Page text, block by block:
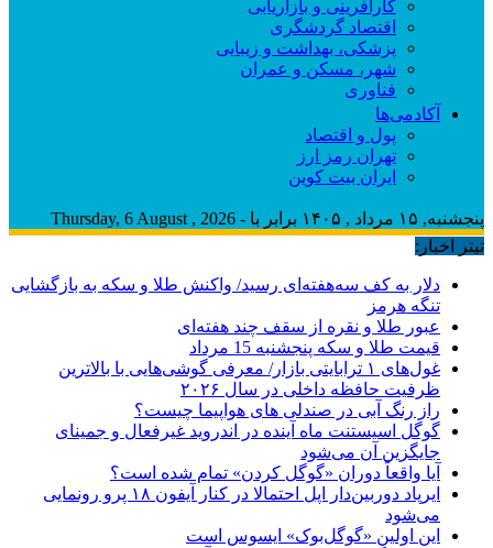
کارآفرینی و بازاریابی
اقتصاد گردشگری
پزشکی، بهداشت و زیبایی
شهر، مسکن و عمران
فناوری
آکادمی‌ها
پول و اقتصاد
تهران رمز ارز
ایران بیت کوین
پنجشنبه, ۱۵ مرداد , ۱۴۰۵ برابر با - Thursday, 6 August , 2026
تیتر اخبار:
دلار به کف سه‌هفته‌ای رسید/ واکنش طلا و سکه به بازگشایی
تنگه هرمز
عبور طلا و نقره از سقف چند هفته‌ای
قیمت طلا و سکه پنجشنبه 15 مرداد
غول‌های ۱ ترابایتی بازار/ معرفی گوشی‌هایی با بالاترین
ظرفیت حافظه داخلی در سال ۲۰۲۶
راز رنگ آبی در صندلی های هواپیما چیست؟
گوگل اسیستنت ماه آینده در اندروید غیرفعال و جمینای
جایگزین آن می‌شود
آیا واقعاً دوران «گوگل کردن» تمام شده است؟
ایرپاد دوربین‌دار اپل احتمالا در کنار آیفون ۱۸ پرو رونمایی
می‌شود
این اولین «گوگل‌بوک» ایسوس است